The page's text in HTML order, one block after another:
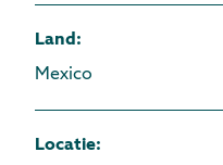
Land:
Mexico
Locatie: